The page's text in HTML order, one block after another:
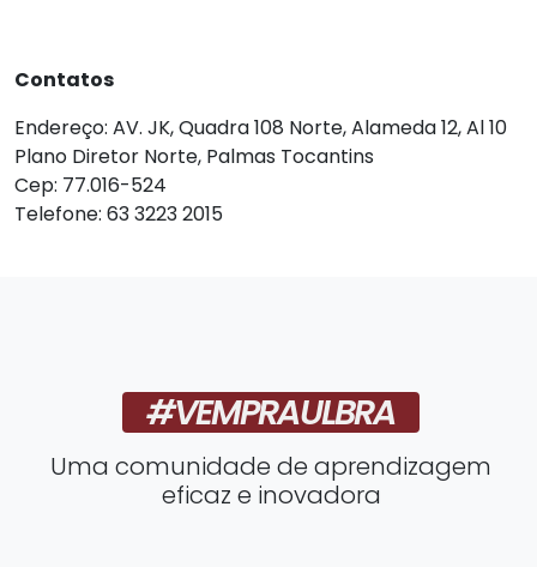
Contatos
Endereço: AV. JK, Quadra 108 Norte, Alameda 12, Al 10
Plano Diretor Norte, Palmas Tocantins
Cep: 77.016-524
Telefone: 63 3223 2015
#VEMPRAULBRA
Uma comunidade de aprendizagem
eficaz e inovadora